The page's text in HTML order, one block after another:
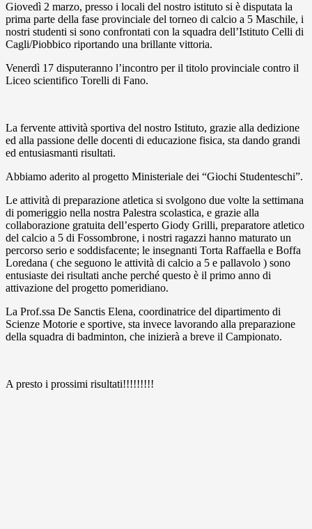
Giovedì 2 marzo, presso i locali del nostro istituto si è disputata la
prima parte della fase provinciale del torneo di calcio a 5 Maschile, i
nostri studenti si sono confrontati con la squadra dell’Istituto Celli di
Cagli/Piobbico riportando una brillante vittoria.
Venerdì 17 disputeranno l’incontro per il titolo provinciale contro il
Liceo scientifico Torelli di Fano.
La fervente attività sportiva del nostro Istituto, grazie alla dedizione
ed alla passione delle docenti di educazione fisica, sta dando grandi
ed entusiasmanti risultati.
Abbiamo aderito al progetto Ministeriale dei “Giochi Studenteschi”.
Le attività di preparazione atletica si svolgono due volte la settimana
di pomeriggio nella nostra Palestra scolastica, e grazie alla
collaborazione gratuita dell’esperto Giody Grilli, preparatore atletico
del calcio a 5 di Fossombrone, i nostri ragazzi hanno maturato un
percorso serio e soddisfacente; le insegnanti Torta Raffaella e Boffa
Loredana ( che seguono le attività di calcio a 5 e pallavolo ) sono
entusiaste dei risultati anche perché questo è il primo anno di
attivazione del progetto pomeridiano.
La Prof.ssa De Sanctis Elena, coordinatrice del dipartimento di
Scienze Motorie e sportive, sta invece lavorando alla preparazione
della squadra di badminton, che inizierà a breve il Campionato.
A presto i prossimi risultati!!!!!!!!!